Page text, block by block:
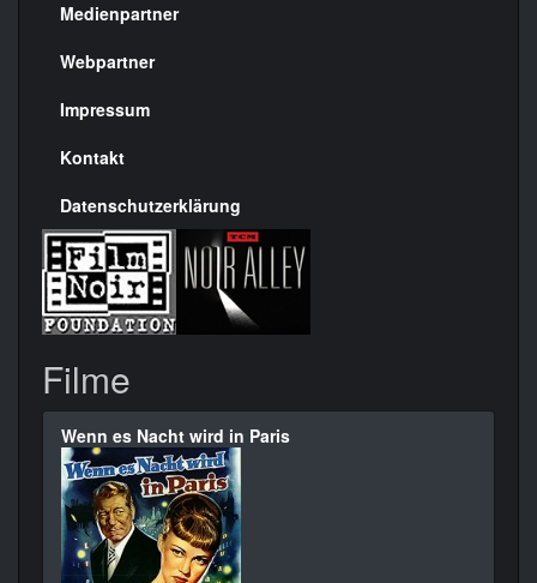
Menülinks
rechte
Seite
Medienpartner
Webpartner
Impressum
Kontakt
Datenschutzerklärung
Filme
Wenn es Nacht wird in Paris